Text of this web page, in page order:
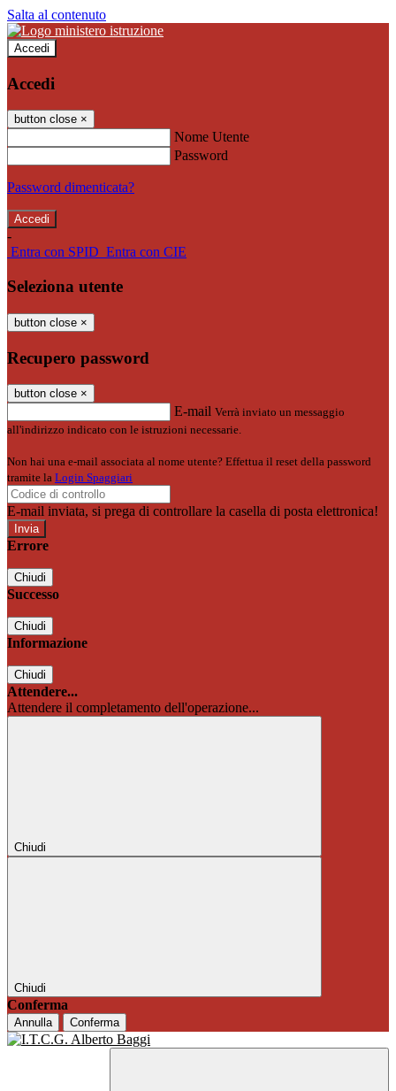
Salta al contenuto
Accedi
Accedi
button close ×
Nome Utente
Password
Password dimenticata?
-
Entra con SPID Entra con CIE
Seleziona utente
button close ×
Recupero password
button close ×
E-mail Verrà inviato un messaggio
all'indirizzo indicato con le istruzioni necessarie.
Non hai una e-mail associata al nome utente? Effettua il reset della password
tramite la Login Spaggiari
E-mail inviata, si prega di controllare la casella di posta elettronica!
Errore
Chiudi
Successo
Chiudi
Informazione
Chiudi
Attendere...
Attendere il completamento dell'operazione...
Chiudi
Chiudi
Conferma
Annulla Conferma